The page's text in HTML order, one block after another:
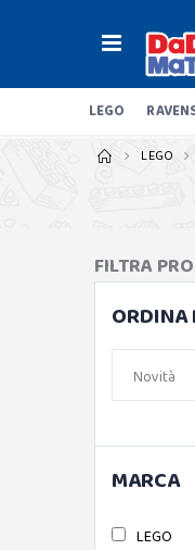
LEGO
LEGO
FILTRA
ORDINA
MARCA
LEGO